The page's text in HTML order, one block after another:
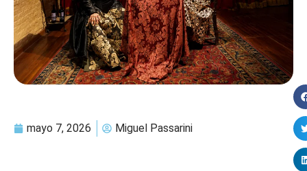
mayo 7, 2026 Miguel Passarini